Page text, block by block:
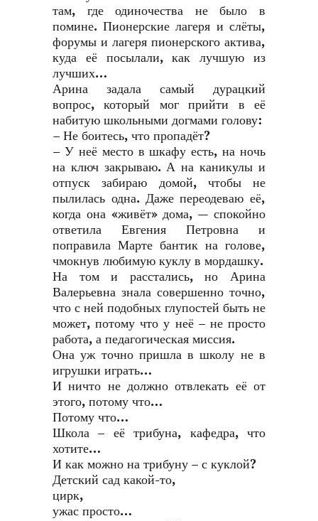
там, где одиночества не было в
помине. Пионерские лагеря и слёты,
форумы и лагеря пионерского актива,
куда её посылали, как лучшую из
лучших…
Арина задала самый дурацкий
вопрос, который мог прийти в её
набитую школьными догмами голову:
– Не боитесь, что пропадёт?
– У неё место в шкафу есть, на ночь
на ключ закрываю. А на каникулы и
отпуск забираю домой, чтобы не
пылилась одна. Даже переодеваю её,
когда она «живёт» дома, — спокойно
ответила Евгения Петровна и
поправила Марте бантик на голове,
чмокнув любимую куклу в мордашку.
На том и расстались, но Арина
Валерьевна знала совершенно точно,
что с ней подобных глупостей быть не
может, потому что у неё – не просто
работа, а педагогическая миссия.
Она уж точно пришла в школу не в
игрушки играть…
И ничто не должно отвлекать её от
этого, потому что…
Потому что…
Школа – её трибуна, кафедра, что
хотите…
И как можно на трибуну – с куклой?
Детский сад какой-то,
цирк,
ужас просто…